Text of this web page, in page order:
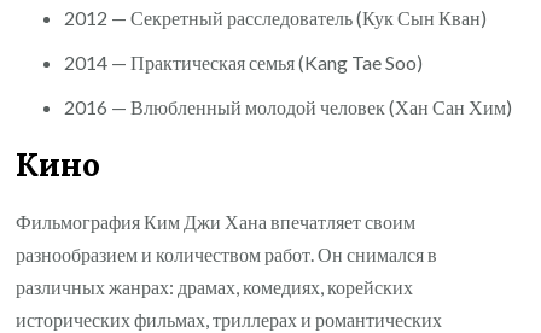
2012 — Секретный расследователь (Кук Сын Кван)
2014 — Практическая семья (Kang Tae Soo)
2016 — Влюбленный молодой человек (Хан Сан Хим)
Кино
Фильмография Ким Джи Хана впечатляет своим
разнообразием и количеством работ. Он снимался в
различных жанрах: драмах, комедиях, корейских
исторических фильмах, триллерах и романтических